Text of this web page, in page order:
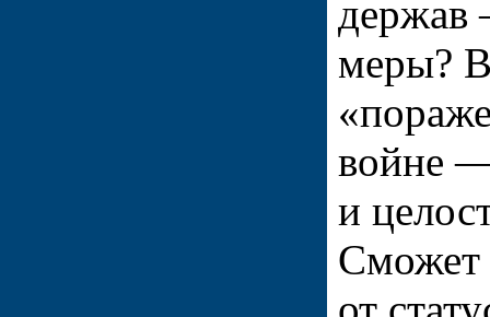
держав
меры?
войне
и
Сможет